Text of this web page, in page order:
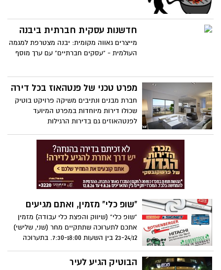
חדשנות עסקית חברתית ביבנה
מייצרים גאווה מקומית: יבנה מצטרפת למגמה
העולמית - "עסקים חברתיים" עם ערך מוסף
מפרט טכני של פנטהאוז בכל דירה
חברת מבנים ונתיבים משיקה פרויקט בוטיק
שכולו דירות מיוחדות במפרט המיועד
לפנטהאוזים גם בדירות הרגילות
"שופ כלי" מזמין, ואתם מגיעים
"שופ כלי" (שיווק והפצת כלי עבודה) מזמין
אתכם לתערוכה שתתקיים מחר (שני, שלישי)
23-24/12 בין השעות 7:30-18:00. בתערוכה
הבוטיק הגיע לעיר